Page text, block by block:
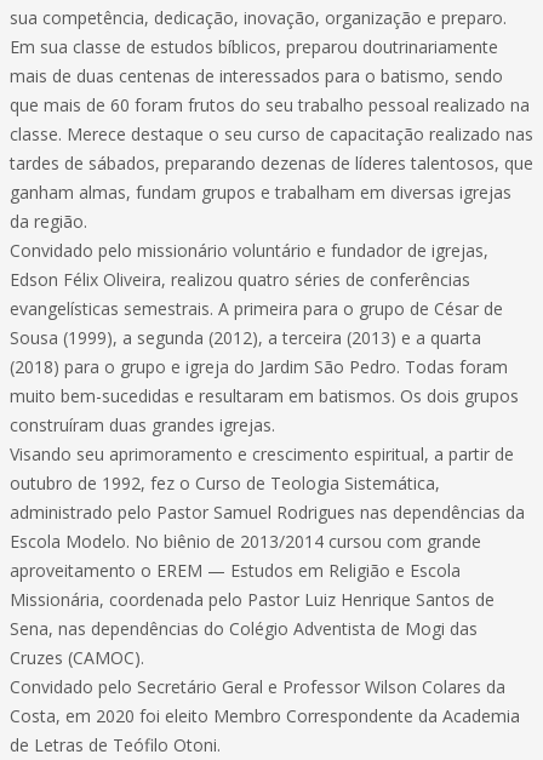
sua competência, dedicação, inovação, organização e preparo.
Em sua classe de estudos bíblicos, preparou doutrinariamente
mais de duas centenas de interessados para o batismo, sendo
que mais de 60 foram frutos do seu trabalho pessoal realizado na
classe. Merece destaque o seu curso de capacitação realizado nas
tardes de sábados, preparando dezenas de líderes talentosos, que
ganham almas, fundam grupos e trabalham em diversas igrejas
da região.
Convidado pelo missionário voluntário e fundador de igrejas,
Edson Félix Oliveira, realizou quatro séries de conferências
evangelísticas semestrais. A primeira para o grupo de César de
Sousa (1999), a segunda (2012), a terceira (2013) e a quarta
(2018) para o grupo e igreja do Jardim São Pedro. Todas foram
muito bem-sucedidas e resultaram em batismos. Os dois grupos
construíram duas grandes igrejas.
Visando seu aprimoramento e crescimento espiritual, a partir de
outubro de 1992, fez o Curso de Teologia Sistemática,
administrado pelo Pastor Samuel Rodrigues nas dependências da
Escola Modelo. No biênio de 2013/2014 cursou com grande
aproveitamento o EREM — Estudos em Religião e Escola
Missionária, coordenada pelo Pastor Luiz Henrique Santos de
Sena, nas dependências do Colégio Adventista de Mogi das
Cruzes (CAMOC).
Convidado pelo Secretário Geral e Professor Wilson Colares da
Costa, em 2020 foi eleito Membro Correspondente da Academia
de Letras de Teófilo Otoni.